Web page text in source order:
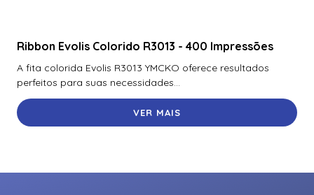
Ribbon Evolis Colorido R3013 - 400 Impressões
A fita colorida Evolis R3013 YMCKO oferece resultados
perfeitos para suas necessidades...
VER MAIS